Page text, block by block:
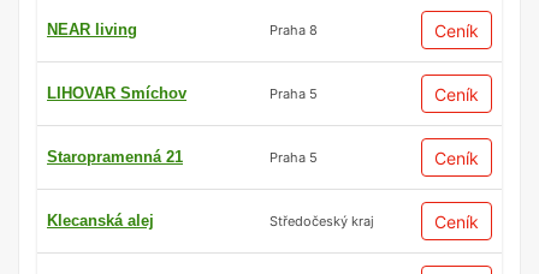
NEAR living Praha 8 Ceník
LIHOVAR Smíchov Praha 5 Ceník
Staropramenná 21 Praha 5 Ceník
Klecanská alej Středočeský kraj Ceník